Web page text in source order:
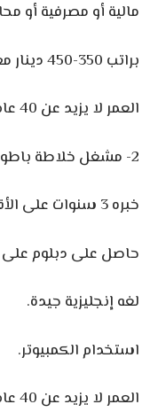
مالية أو مصرفية أو
براتب 350-450 دينار مع حوافز وعمولات.
العمر لا يزيد عن 40 عام .
2- مشغل خلاطة باطون أو مشغل ماكينات.
خبره 3 سنوات على الأقل في نفس المجال.
حاصل على دبلوم على
لغه إنجليزية جيدة.
استخدام الكمبيوتر.
العمر لا يزيد عن 40 عام.